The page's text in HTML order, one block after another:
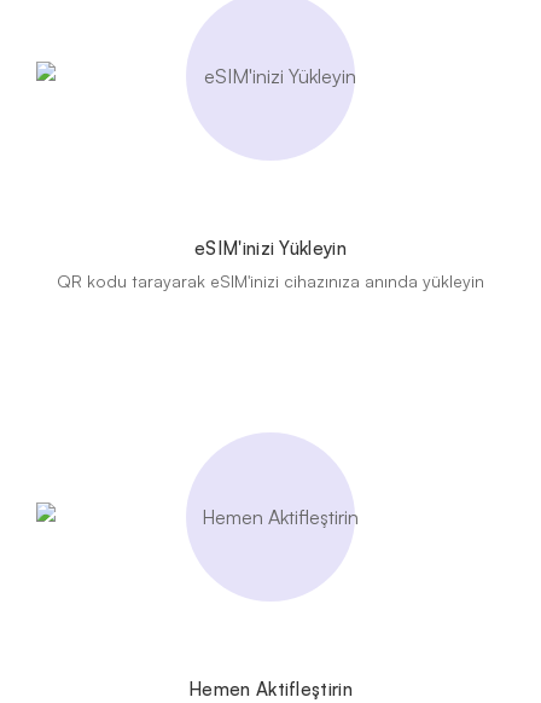
eSIM'inizi Yükleyin
QR kodu tarayarak eSIM'inizi cihazınıza anında yükleyin
Hemen Aktifleştirin